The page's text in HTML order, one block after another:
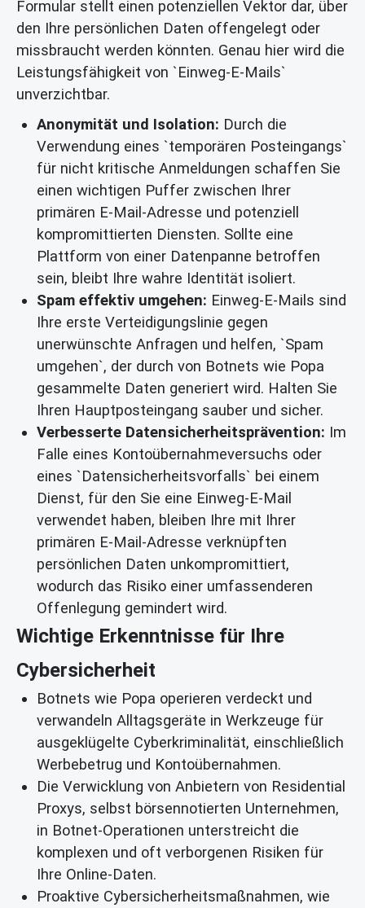
Formular stellt einen potenziellen Vektor dar, über
den Ihre persönlichen Daten offengelegt oder
missbraucht werden könnten. Genau hier wird die
Leistungsfähigkeit von `Einweg-E-Mails`
unverzichtbar.
Anonymität und Isolation: Durch die
Verwendung eines `temporären Posteingangs`
für nicht kritische Anmeldungen schaffen Sie
einen wichtigen Puffer zwischen Ihrer
primären E-Mail-Adresse und potenziell
kompromittierten Diensten. Sollte eine
Plattform von einer Datenpanne betroffen
sein, bleibt Ihre wahre Identität isoliert.
Spam effektiv umgehen: Einweg-E-Mails sind
Ihre erste Verteidigungslinie gegen
unerwünschte Anfragen und helfen, `Spam
umgehen`, der durch von Botnets wie Popa
gesammelte Daten generiert wird. Halten Sie
Ihren Hauptposteingang sauber und sicher.
Verbesserte Datensicherheitsprävention: Im
Falle eines Kontoübernahmeversuchs oder
eines `Datensicherheitsvorfalls` bei einem
Dienst, für den Sie eine Einweg-E-Mail
verwendet haben, bleiben Ihre mit Ihrer
primären E-Mail-Adresse verknüpften
persönlichen Daten unkompromittiert,
wodurch das Risiko einer umfassenderen
Offenlegung gemindert wird.
Wichtige Erkenntnisse für Ihre
Cybersicherheit
Botnets wie Popa operieren verdeckt und
verwandeln Alltagsgeräte in Werkzeuge für
ausgeklügelte Cyberkriminalität, einschließlich
Werbebetrug und Kontoübernahmen.
Die Verwicklung von Anbietern von Residential
Proxys, selbst börsennotierten Unternehmen,
in Botnet-Operationen unterstreicht die
komplexen und oft verborgenen Risiken für
Ihre Online-Daten.
Proaktive Cybersicherheitsmaßnahmen, wie